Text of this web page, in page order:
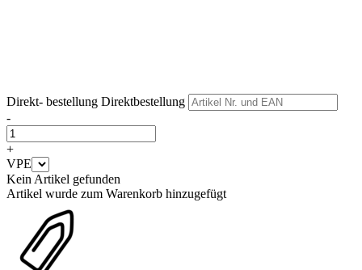
Direkt- bestellung Direktbestellung
-
+
VPE
Kein Artikel gefunden
Artikel wurde zum Warenkorb hinzugefügt